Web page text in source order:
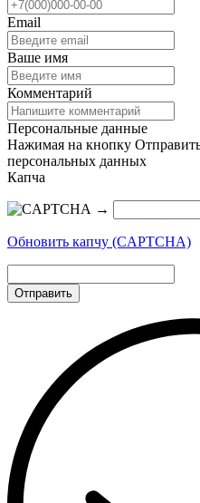
Email
Ваше имя
Комментарий
Персональные данные
Нажимая на кнопку
персональных данных
Капча
→
Обновить капчу (CAPTCHA)
Отправить